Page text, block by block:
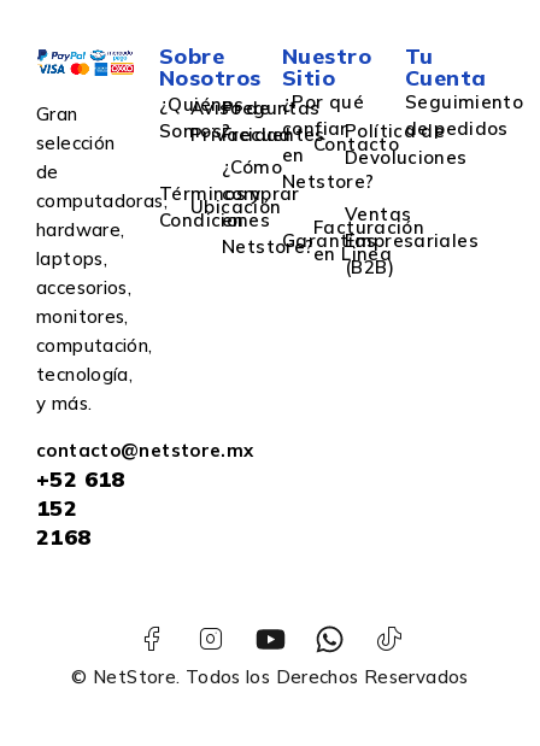
Gran
selección
de
computadoras,
hardware,
laptops,
accesorios,
monitores,
computación,
tecnología,
y más.
contacto@netstore.mx
+52 618
152
2168
Sobre
Nosotros
¿Quiénes
Somos?
Aviso de
Privacidad
Preguntas
Frecuentes
Términos y
Condiciones
Ubicación
¿Cómo
comprar
en
Netstore?
Nuestro
Sitio
¿Por qué
confiar
en
Netstore?
Contacto
Política de
Devoluciones
Garantías
Facturación
en Linea
Ventas
Empresariales
(B2B)
Tu
Cuenta
Seguimiento
de pedidos
© NetStore. Todos los Derechos Reservados